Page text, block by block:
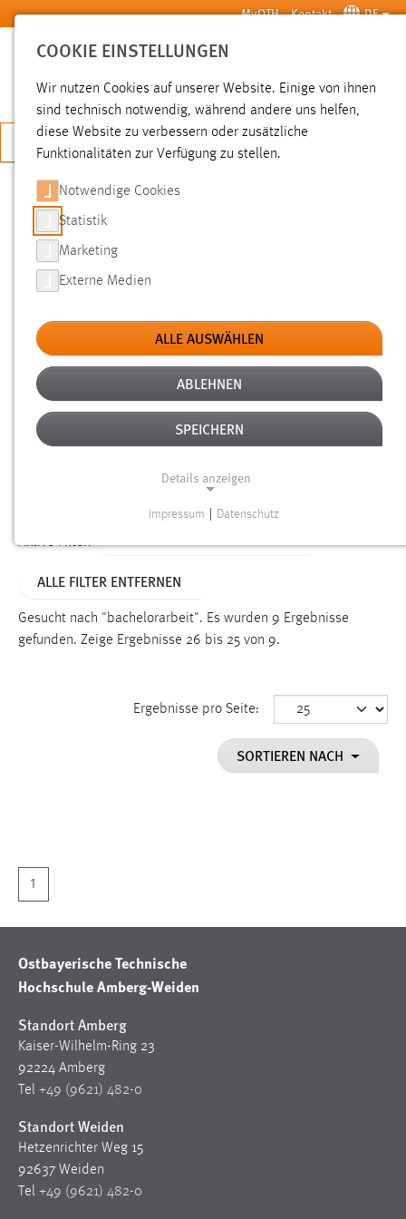
Zum Hauptinhalt springen MyOTH Kontakt DE
SUCHE
JETZT BEWERBEN
SUCHE
FILTER
Typ
Erstellungsdatum
Alter
Aktive Filter:
ALLE FILTER ENTFERNEN
Gesucht nach "bachelorarbeit". Es wurden 9 Ergebnisse
gefunden. Zeige Ergebnisse 26 bis 25 von 9.
Ergebnisse pro Seite:
SORTIEREN NACH
1
Ostbayerische Technische
Hochschule Amberg-Weiden
Standort Amberg
Kaiser-Wilhelm-Ring 23
92224 Amberg
Tel +49 (9621) 482-0
Standort Weiden
Hetzenrichter Weg 15
92637 Weiden
Tel +49 (9621) 482-0
COOKIE EINSTELLUNGEN
Wir nutzen Cookies auf unserer Website. Einige von ihnen
sind technisch notwendig, während andere uns helfen,
diese Website zu verbessern oder zusätzliche
Funktionalitäten zur Verfügung zu stellen.
Notwendige Cookies
Statistik
Marketing
Externe Medien
ALLE AUSWÄHLEN
ABLEHNEN
SPEICHERN
Details anzeigen
Funktionen und sind für die einwandfreie Funktion der
Einverständnis
cookie_consent
Dieser Cookie speichert die ausgewählten Einverständnis-
Zweck:
Für performante Seitenauslieferung wird in diesem Cookie
Sprachpräferenz
Name:
Zweck:
Das Cookie speichert die gewählte Sprache der Website.
Impressum Datenschutz